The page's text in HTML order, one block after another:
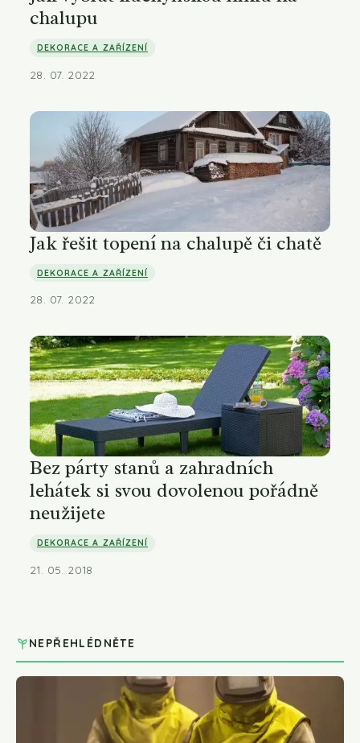
chalupu
DEKORACE A ZAŘÍZENÍ
28. 07. 2022
Jak řešit topení na chalupě či chatě
DEKORACE A ZAŘÍZENÍ
28. 07. 2022
Bez párty stanů a zahradních
lehátek si svou dovolenou pořádně
neužijete
DEKORACE A ZAŘÍZENÍ
21. 05. 2018
NEPŘEHLÉDNĚTE